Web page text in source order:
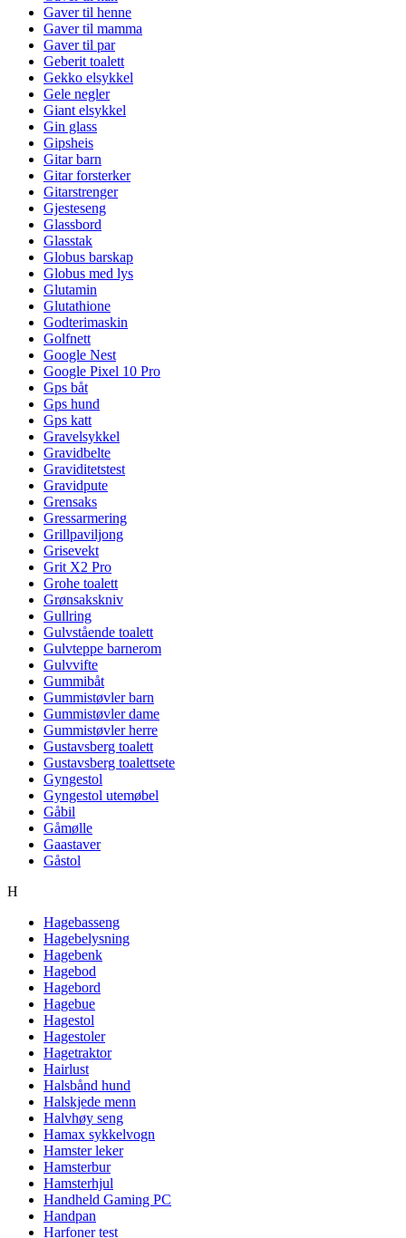
Gaver til henne
Gaver til mamma
Gaver til par
Geberit toalett
Gekko elsykkel
Gele negler
Giant elsykkel
Gin glass
Gipsheis
Gitar barn
Gitar forsterker
Gitarstrenger
Gjesteseng
Glassbord
Glasstak
Globus barskap
Globus med lys
Glutamin
Glutathione
Godterimaskin
Golfnett
Google Nest
Google Pixel 10 Pro
Gps båt
Gps hund
Gps katt
Gravelsykkel
Gravidbelte
Graviditetstest
Gravidpute
Grensaks
Gressarmering
Grillpaviljong
Grisevekt
Grit X2 Pro
Grohe toalett
Grønsakskniv
Gullring
Gulvstående toalett
Gulvteppe barnerom
Gulvvifte
Gummibåt
Gummistøvler barn
Gummistøvler dame
Gummistøvler herre
Gustavsberg toalett
Gustavsberg toalettsete
Gyngestol
Gyngestol utemøbel
Gåbil
Gåmølle
Gaastaver
Gåstol
H
Hagebasseng
Hagebelysning
Hagebenk
Hagebod
Hagebord
Hagebue
Hagestol
Hagestoler
Hagetraktor
Hairlust
Halsbånd hund
Halskjede menn
Halvhøy seng
Hamax sykkelvogn
Hamster leker
Hamsterbur
Hamsterhjul
Handheld Gaming PC
Handpan
Harfoner test